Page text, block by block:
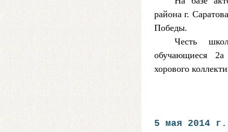
района г.
Победы.
Честь
обучающиеся
хорового
5 мая 2014 г.